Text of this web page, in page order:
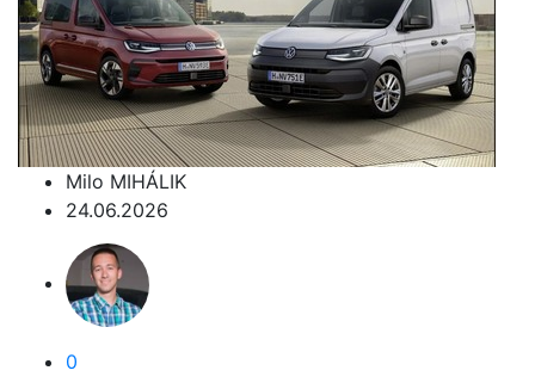
Milo MIHÁLIK
24.06.2026
0